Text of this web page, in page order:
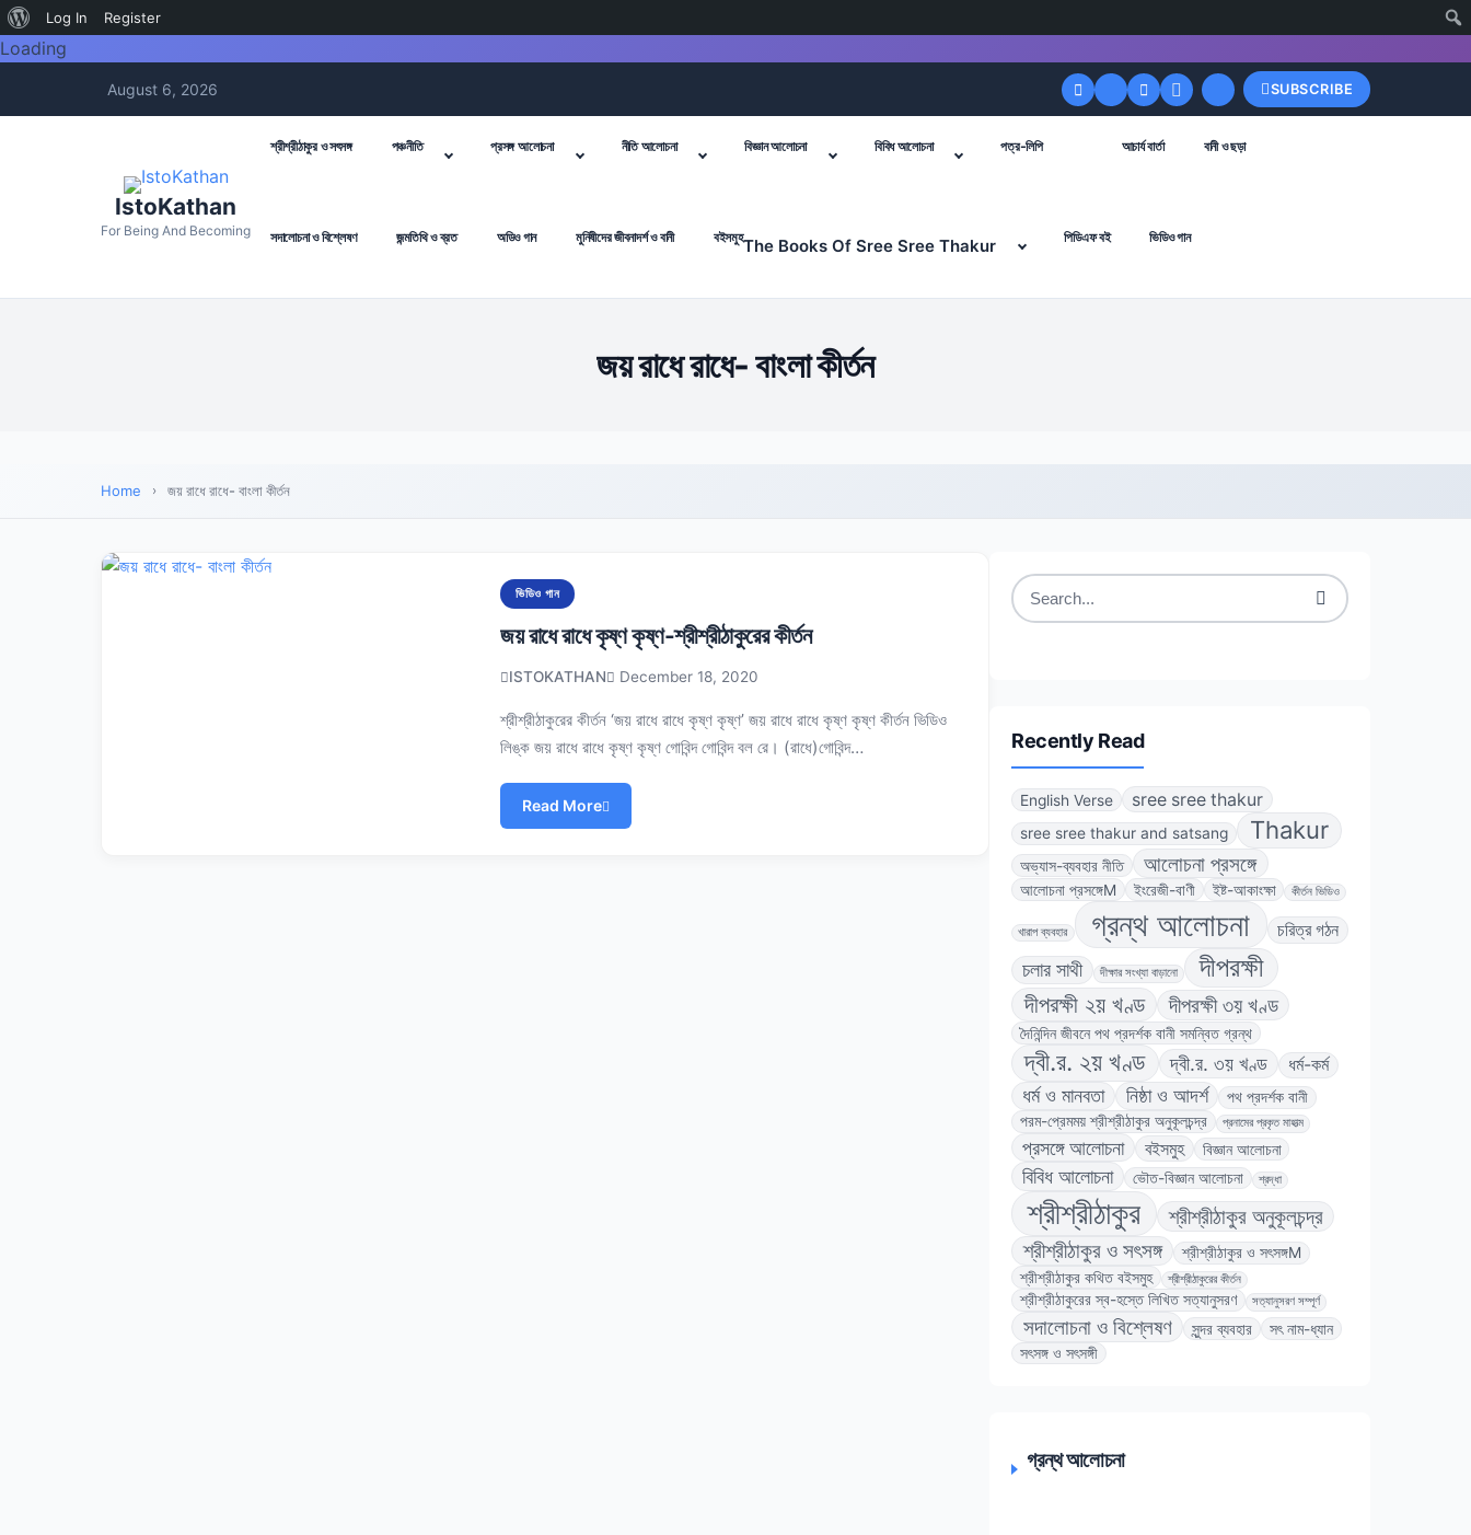
About
WordPress
Log In Register
Loading
August 6, 2026 SUBSCRIBE
IstoKathan
For Being And Becoming
শ্রীশ্রীঠাকুর ও সৎসঙ্গ পঞ্চনীতি প্রসঙ্গ আলোচনা নীতি আলোচনা বিজ্ঞান আলোচনা বিবিধ আলোচনা পত্র-লিপি আচার্য বার্তা বানী ও ছড়া
সদালোচনা ও বিশ্লেষণ জন্মতিথি ও ব্রত অডিও গান মুনিষীদের জীবনাদর্শ ও বানী বইসমুহThe Books Of Sree Sree Thakur পিডিএফ বই ভিডিও গান
জয় রাধে রাধে- বাংলা কীর্তন
Home জয় রাধে রাধে- বাংলা কীর্তন
ভিডিও গান
জয় রাধে রাধে কৃষ্ণ কৃষ্ণ-শ্রীশ্রীঠাকুরের কীর্তন
ISTOKATHAN December 18, 2020
শ্রীশ্রীঠাকুরের কীর্তন ‘জয় রাধে রাধে কৃষ্ণ কৃষ্ণ’ জয় রাধে রাধে কৃষ্ণ কৃষ্ণ কীর্তন ভিডিও
লিঙ্ক জয় রাধে রাধে কৃষ্ণ কৃষ্ণ গোবিন্দ গোবিন্দ বল রে। (রাধে)গোবিন্দ…
Read More
Search
Recently Read
English Verse sree sree thakur
sree sree thakur and satsang Thakur
অভ্যাস-ব্যবহার নীতি আলোচনা প্রসঙ্গে
আলোচনা প্রসঙ্গেM ইংরেজী-বাণী ইষ্ট-আকাংক্ষা কীর্তন ভিডিও
খারাপ ব্যবহার গ্রন্থ আলোচনা চরিত্র গঠন
চলার সাথী দীক্ষার সংখ্যা বাড়ানো দীপরক্ষী
দীপরক্ষী ২য় খণ্ড দীপরক্ষী ৩য় খণ্ড
দৈনিন্দিন জীবনে পথ প্রদর্শক বানী সমন্বিত গ্রন্থ
দ্বী.র. ২য় খণ্ড দ্বী.র. ৩য় খণ্ড ধর্ম-কর্ম
ধর্ম ও মানবতা নিষ্ঠা ও আদর্শ
পথ প্রদর্শক বানী
পরম-প্রেমময় শ্রীশ্রীঠাকুর অনুকূলচন্দ্র
প্রনামের প্রকৃত মাহাত্ম
প্রসঙ্গে আলোচনা বইসমুহ বিজ্ঞান আলোচনা
বিবিধ আলোচনা ভৌত-বিজ্ঞান আলোচনা শ্রদ্ধা
শ্রীশ্রীঠাকুর
শ্রীশ্রীঠাকুর অনুকূলচন্দ্র
শ্রীশ্রীঠাকুর ও সৎসঙ্গ
শ্রীশ্রীঠাকুর ও সৎসঙ্গM
শ্রীশ্রীঠাকুর কথিত বইসমুহ
শ্রীশ্রীঠাকুরের কীর্তন
শ্রীশ্রীঠাকুরের স্ব-হস্তে লিখিত সত্যানুসরণ সত্যানুসরণ সম্পূর্ণ
সদালোচনা ও বিশ্লেষণ সুন্দর ব্যবহার
সৎ নাম-ধ্যান
সৎসঙ্গ ও সৎসঙ্গী
গ্রন্থ আলোচনা